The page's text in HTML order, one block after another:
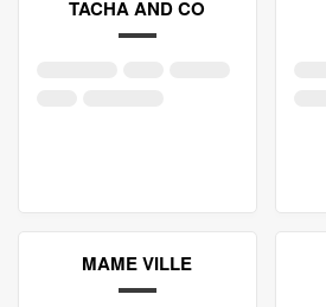
TACHA AND CO
MAME VILLE